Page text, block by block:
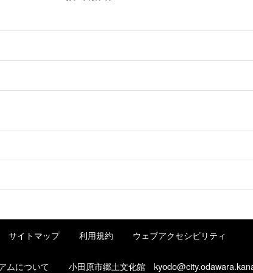
サイトマップ 利用規約 ウェブアクセシビリティ
ムについて 小田原市郷土文化館